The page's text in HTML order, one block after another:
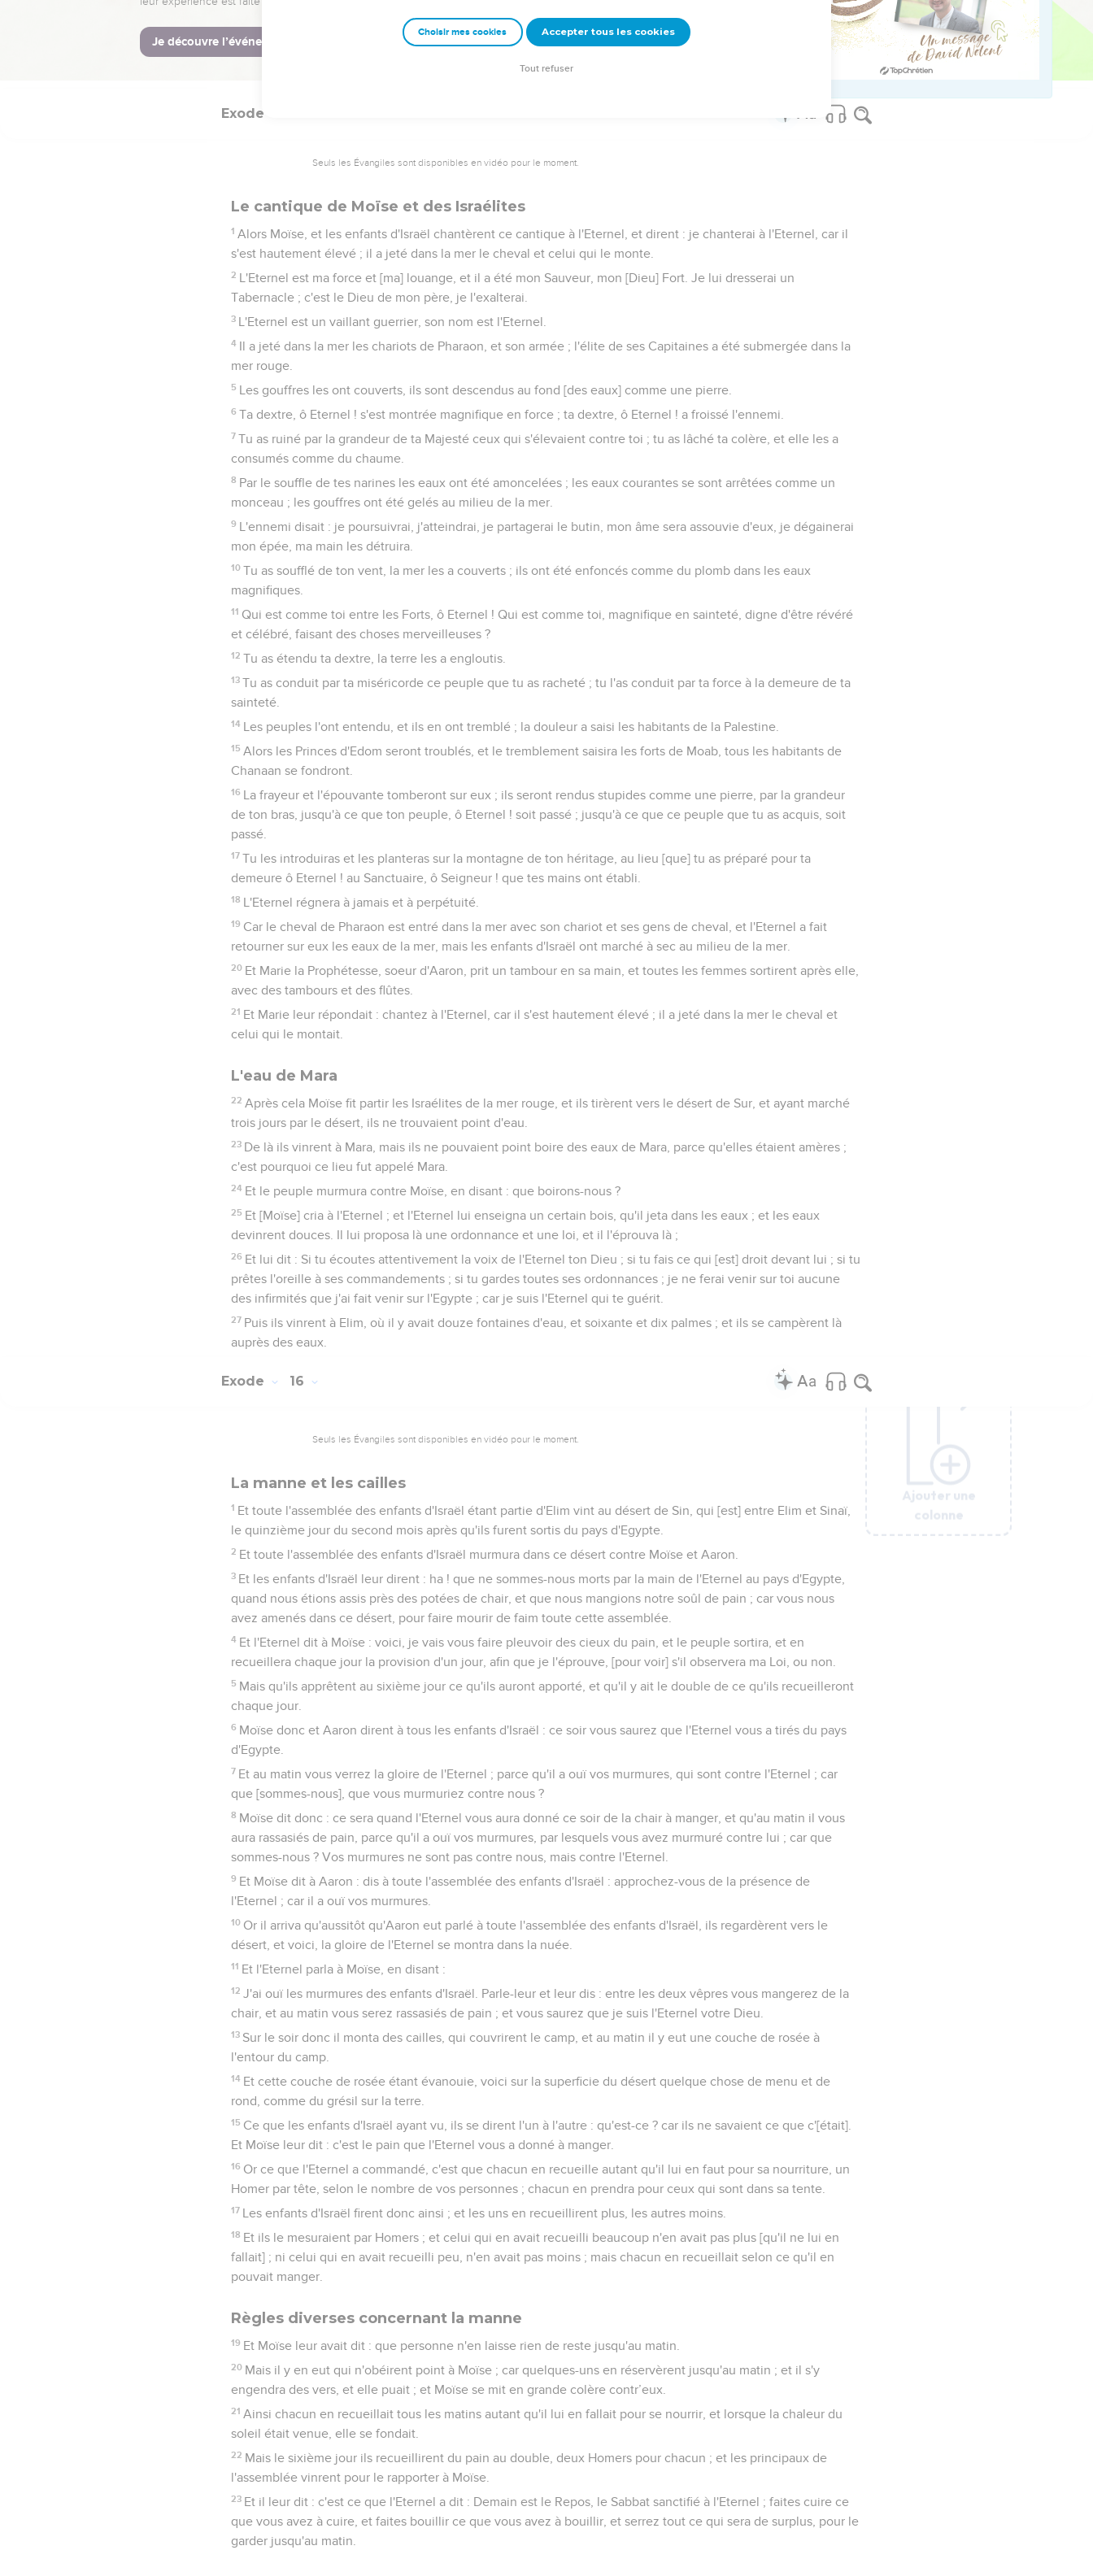
31 Israël vit donc la grande puissance que l'Eternel avait déployée contre les Egyptiens ; et le peuple craignit
l'Eternel, et ils crurent en l'Eternel, et à Moïse son serviteur.
Ajouter une
colonne
Exode
Seuls les Évangiles sont disponibles en vidéo pour le moment.
Le cantique de Moïse et des Israélites
1 Alors Moïse, et les enfants d'Israël chantèrent ce cantique à l'Eternel, et dirent : je chanterai à l'Eternel, car il
s'est hautement élevé ; il a jeté dans la mer le cheval et celui qui le monte.
2 L'Eternel est ma force et [ma] louange, et il a été mon Sauveur, mon [Dieu] Fort. Je lui dresserai un
Tabernacle ; c'est le Dieu de mon père, je l'exalterai.
3 L'Eternel est un vaillant guerrier, son nom est l'Eternel.
4 Il a jeté dans la mer les chariots de Pharaon, et son armée ; l'élite de ses Capitaines a été submergée dans la
mer rouge.
5 Les gouffres les ont couverts, ils sont descendus au fond [des eaux] comme une pierre.
6 Ta dextre, ô Eternel ! s'est montrée magnifique en force ; ta dextre, ô Eternel ! a froissé l'ennemi.
7 Tu as ruiné par la grandeur de ta Majesté ceux qui s'élevaient contre toi ; tu as lâché ta colère, et elle les a
consumés comme du chaume.
8 Par le souffle de tes narines les eaux ont été amoncelées ; les eaux courantes se sont arrêtées comme un
monceau ; les gouffres ont été gelés au milieu de la mer.
9 L'ennemi disait : je poursuivrai, j'atteindrai, je partagerai le butin, mon âme sera assouvie d'eux, je dégainerai
mon épée, ma main les détruira.
10 Tu as soufflé de ton vent, la mer les a couverts ; ils ont été enfoncés comme du plomb dans les eaux
magnifiques.
11 Qui est comme toi entre les Forts, ô Eternel ! Qui est comme toi, magnifique en sainteté, digne d'être révéré
et célébré, faisant des choses merveilleuses ?
12 Tu as étendu ta dextre, la terre les a engloutis.
13 Tu as conduit par ta miséricorde ce peuple que tu as racheté ; tu l'as conduit par ta force à la demeure de ta
sainteté.
14 Les peuples l'ont entendu, et ils en ont tremblé ; la douleur a saisi les habitants de la Palestine.
15 Alors les Princes d'Edom seront troublés, et le tremblement saisira les forts de Moab, tous les habitants de
Chanaan se fondront.
16 La frayeur et l'épouvante tomberont sur eux ; ils seront rendus stupides comme une pierre, par la grandeur
de ton bras, jusqu'à ce que ton peuple, ô Eternel ! soit passé ; jusqu'à ce que ce peuple que tu as acquis, soit
passé.
17 Tu les introduiras et les planteras sur la montagne de ton héritage, au lieu [que] tu as préparé pour ta
demeure ô Eternel ! au Sanctuaire, ô Seigneur ! que tes mains ont établi.
18 L'Eternel régnera à jamais et à perpétuité.
19 Car le cheval de Pharaon est entré dans la mer avec son chariot et ses gens de cheval, et l'Eternel a fait
retourner sur eux les eaux de la mer, mais les enfants d'Israël ont marché à sec au milieu de la mer.
20 Et Marie la Prophétesse, soeur d'Aaron, prit un tambour en sa main, et toutes les femmes sortirent après elle,
avec des tambours et des flûtes.
21 Et Marie leur répondait : chantez à l'Eternel, car il s'est hautement élevé ; il a jeté dans la mer le cheval et
celui qui le montait.
L'eau de Mara
22 Après cela Moïse fit partir les Israélites de la mer rouge, et ils tirèrent vers le désert de Sur, et ayant marché
trois jours par le désert, ils ne trouvaient point d'eau.
23 De là ils vinrent à Mara, mais ils ne pouvaient point boire des eaux de Mara, parce qu'elles étaient amères ;
c'est pourquoi ce lieu fut appelé Mara.
24 Et le peuple murmura contre Moïse, en disant : que boirons-nous ?
25 Et [Moïse] cria à l'Eternel ; et l'Eternel lui enseigna un certain bois, qu'il jeta dans les eaux ; et les eaux
devinrent douces. Il lui proposa là une ordonnance et une loi, et il l'éprouva là ;
26 Et lui dit : Si tu écoutes attentivement la voix de l'Eternel ton Dieu ; si tu fais ce qui [est] droit devant lui ; si tu
prêtes l'oreille à ses commandements ; si tu gardes toutes ses ordonnances ; je ne ferai venir sur toi aucune
des infirmités que j'ai fait venir sur l'Egypte ; car je suis l'Eternel qui te guérit.
27 Puis ils vinrent à Elim, où il y avait douze fontaines d'eau, et soixante et dix palmes ; et ils se campèrent là
auprès des eaux.
Ajouter une
colonne
Exode 16
Seuls les Évangiles sont disponibles en vidéo pour le moment.
La manne et les cailles
1 Et toute l'assemblée des enfants d'Israël étant partie d'Elim vint au désert de Sin, qui [est] entre Elim et Sinaï,
le quinzième jour du second mois après qu'ils furent sortis du pays d'Egypte.
2 Et toute l'assemblée des enfants d'Israël murmura dans ce désert contre Moïse et Aaron.
3 Et les enfants d'Israël leur dirent : ha ! que ne sommes-nous morts par la main de l'Eternel au pays d'Egypte,
quand nous étions assis près des potées de chair, et que nous mangions notre soûl de pain ; car vous nous
avez amenés dans ce désert, pour faire mourir de faim toute cette assemblée.
4 Et l'Eternel dit à Moïse : voici, je vais vous faire pleuvoir des cieux du pain, et le peuple sortira, et en
recueillera chaque jour la provision d'un jour, afin que je l'éprouve, [pour voir] s'il observera ma Loi, ou non.
5 Mais qu'ils apprêtent au sixième jour ce qu'ils auront apporté, et qu'il y ait le double de ce qu'ils recueilleront
chaque jour.
6 Moïse donc et Aaron dirent à tous les enfants d'Israël : ce soir vous saurez que l'Eternel vous a tirés du pays
d'Egypte.
7 Et au matin vous verrez la gloire de l'Eternel ; parce qu'il a ouï vos murmures, qui sont contre l'Eternel ; car
que [sommes-nous], que vous murmuriez contre nous ?
8 Moïse dit donc : ce sera quand l'Eternel vous aura donné ce soir de la chair à manger, et qu'au matin il vous
aura rassasiés de pain, parce qu'il a ouï vos murmures, par lesquels vous avez murmuré contre lui ; car que
sommes-nous ? Vos murmures ne sont pas contre nous, mais contre l'Eternel.
9 Et Moïse dit à Aaron : dis à toute l'assemblée des enfants d'Israël : approchez-vous de la présence de
l'Eternel ; car il a ouï vos murmures.
10 Or il arriva qu'aussitôt qu'Aaron eut parlé à toute l'assemblée des enfants d'Israël, ils regardèrent vers le
désert, et voici, la gloire de l'Eternel se montra dans la nuée.
11 Et l'Eternel parla à Moïse, en disant :
12 J'ai ouï les murmures des enfants d'Israël. Parle-leur et leur dis : entre les deux vêpres vous mangerez de la
chair, et au matin vous serez rassasiés de pain ; et vous saurez que je suis l'Eternel votre Dieu.
13 Sur le soir donc il monta des cailles, qui couvrirent le camp, et au matin il y eut une couche de rosée à
l'entour du camp.
14 Et cette couche de rosée étant évanouie, voici sur la superficie du désert quelque chose de menu et de
rond, comme du grésil sur la terre.
15 Ce que les enfants d'Israël ayant vu, ils se dirent l'un à l'autre : qu'est-ce ? car ils ne savaient ce que c'[était].
Et Moïse leur dit : c'est le pain que l'Eternel vous a donné à manger.
16 Or ce que l'Eternel a commandé, c'est que chacun en recueille autant qu'il lui en faut pour sa nourriture, un
Homer par tête, selon le nombre de vos personnes ; chacun en prendra pour ceux qui sont dans sa tente.
17 Les enfants d'Israël firent donc ainsi ; et les uns en recueillirent plus, les autres moins.
18 Et ils le mesuraient par Homers ; et celui qui en avait recueilli beaucoup n'en avait pas plus [qu'il ne lui en
fallait] ; ni celui qui en avait recueilli peu, n'en avait pas moins ; mais chacun en recueillait selon ce qu'il en
pouvait manger.
Règles diverses concernant la manne
19 Et Moïse leur avait dit : que personne n'en laisse rien de reste jusqu'au matin.
20 Mais il y en eut qui n'obéirent point à Moïse ; car quelques-uns en réservèrent jusqu'au matin ; et il s'y
engendra des vers, et elle puait ; et Moïse se mit en grande colère contr’eux.
21 Ainsi chacun en recueillait tous les matins autant qu'il lui en fallait pour se nourrir, et lorsque la chaleur du
soleil était venue, elle se fondait.
22 Mais le sixième jour ils recueillirent du pain au double, deux Homers pour chacun ; et les principaux de
l'assemblée vinrent pour le rapporter à Moïse.
23 Et il leur dit : c'est ce que l'Eternel a dit : Demain est le Repos, le Sabbat sanctifié à l'Eternel ; faites cuire ce
que vous avez à cuire, et faites bouillir ce que vous avez à bouillir, et serrez tout ce qui sera de surplus, pour le
garder jusqu'au matin.
Ajouter une
colonne
Ajouter une
colonne
Ajouter une
colonne
Choisir mes cookies Accepter tous les cookies
Tout refuser